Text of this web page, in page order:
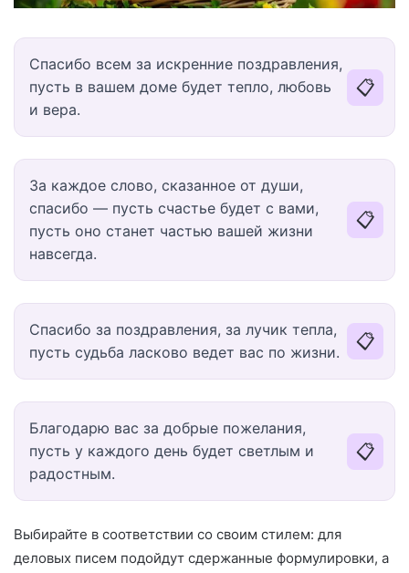
Спасибо всем за искренние поздравления,
пусть в вашем доме будет тепло, любовь
и вера.
📋
За каждое слово, сказанное от души,
спасибо — пусть счастье будет с вами,
пусть оно станет частью вашей жизни
навсегда.
📋
Спасибо за поздравления, за лучик тепла,
пусть судьба ласково ведет вас по жизни.
📋
Благодарю вас за добрые пожелания,
пусть у каждого день будет светлым и
радостным.
📋
Выбирайте в соответствии со своим стилем: для
деловых писем подойдут сдержанные формулировки, а